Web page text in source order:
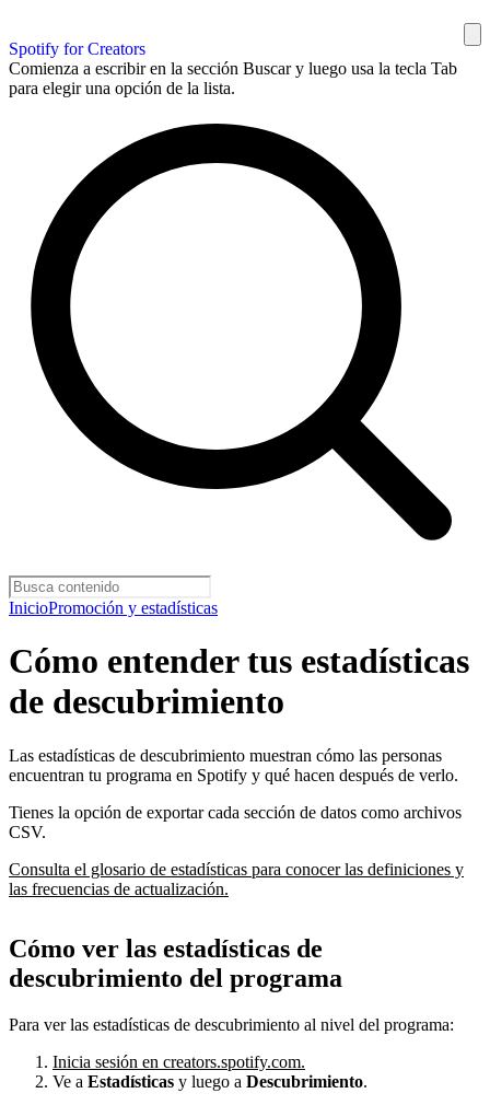
Spotify for Creators
Comienza a escribir en la sección Buscar y luego usa la tecla Tab
para elegir una opción de la lista.
InicioPromoción y estadísticas
Cómo entender tus estadísticas
de descubrimiento
Las estadísticas de descubrimiento muestran cómo las personas
encuentran tu programa en Spotify y qué hacen después de verlo.
Tienes la opción de exportar cada sección de datos como archivos
CSV.
Consulta el glosario de estadísticas para conocer las definiciones y
las frecuencias de actualización.
Cómo ver las estadísticas de
descubrimiento del programa
Para ver las estadísticas de descubrimiento al nivel del programa:
Inicia sesión en creators.spotify.com.
Ve a Estadísticas y luego a Descubrimiento.